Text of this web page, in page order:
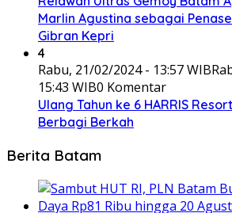
Marlin Agustina sebagai
Gibran Kepri
4
Rabu, 21/02/2024 - 13:57 WIB
15:43 WIB0 Komentar
Ulang Tahun ke 6 HARRIS
Berbagi Berkah
Berita Batam